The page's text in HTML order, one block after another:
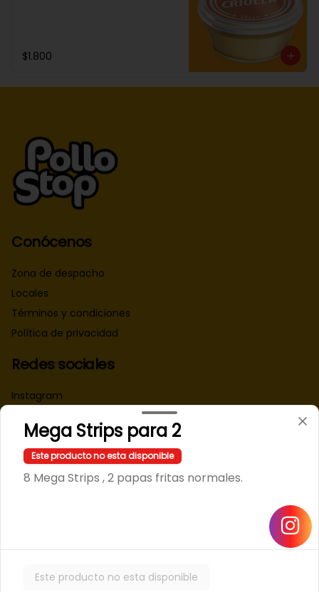
$1.800
Conócenos
Zona de despacho
Locales
Términos y condiciones
Política de privacidad
Redes sociales
Instagram
Mi cuenta
Pedir
Mega Strips para 2
Este producto no esta disponible
8 Mega Strips , 2 papas fritas normales.
Este producto no esta disponible